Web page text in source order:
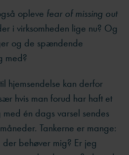
opleve fear of missing out
i virksomheden lige nu? Og
og de spændende
med?
hjemsendelse kan derfor
hvis man forud har haft et
med én dags varsel sendes
Tankerne er mange:
der behøver mig? Er jeg